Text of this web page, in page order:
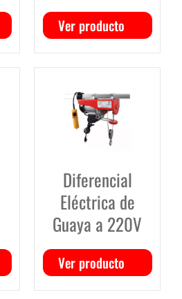
Ver producto
Diferencial
Eléctrica de
Guaya a 220V
Ver producto